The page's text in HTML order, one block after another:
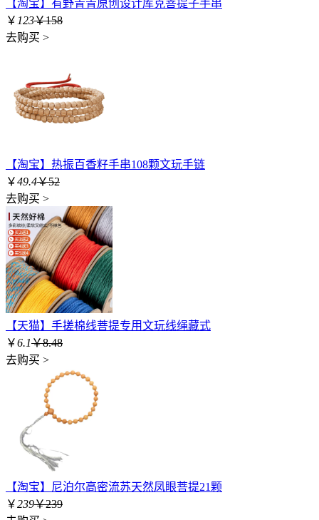
【淘宝】有野青青原创设计库克菩提子手串
￥ 123￥158
去购买 >
【淘宝】热振百香籽手串108颗文玩手链
￥49.4￥52
去购买 >
【天猫】手搓棉线菩提专用文玩线绳藏式
￥6.1￥8.48
去购买 >
【淘宝】尼泊尔高密流苏天然凤眼菩提21颗
￥239￥239